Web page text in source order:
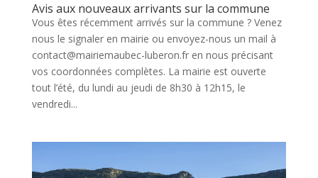
Avis aux nouveaux arrivants sur la commune
Vous êtes récemment arrivés sur la commune ? Venez
nous le signaler en mairie ou envoyez-nous un mail à
contact@mairiemaubec-luberon.fr en nous précisant
vos coordonnées complètes. La mairie est ouverte
tout l’été, du lundi au jeudi de 8h30 à 12h15, le
vendredi...